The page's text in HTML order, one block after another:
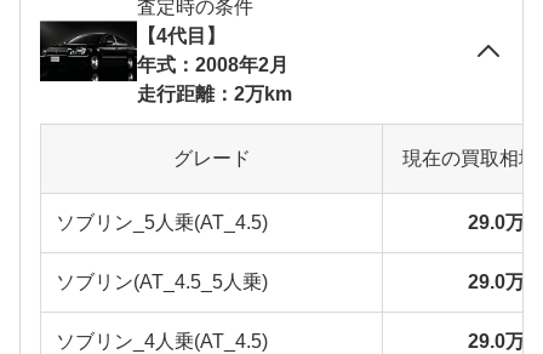
査定時の条件
【4代目】
年式：2008年2月
走行距離：2万km
グレード 現在の買取相
ソブリン_5人乗(AT_4.5) 29.0万
ソブリン(AT_4.5_5人乗) 29.0万
ソブリン_4人乗(AT_4.5) 29.0万